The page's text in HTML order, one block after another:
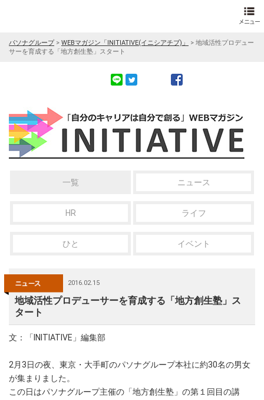
パソナグループ> WEBマガジン「INITIATIVE(イニシアチブ)」 > 地域活性プロデュー
サーを育成する「地方創生塾」スタート
一覧 ニュース
HR ライフ
ひと イベント
2016.02.15
地域活性プロデューサーを育成する「地方創生塾」ス
タート
文：「INITIATIVE」編集部
2月3日の夜、東京・大手町のパソナグループ本社に約30名の男女
が集まりました。
この日はパソナグループ主催の「地方創生塾」の第１回目の講